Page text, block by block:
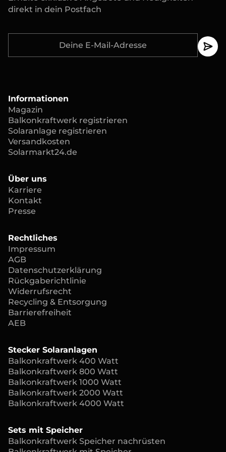
Informationen
Magazin
Balkonkraftwerk registrieren
Solaranlage registrieren
Versandkosten
Solarmarkt24.de
Über uns
Karriere
Kontakt
Presse
Rechtliches
Impressum
AGB
Datenschutzerklärung
Rückgaberichtlinie
Widerrufsrecht
Recycling & Entsorgung
Barrierefreiheit
AEB
Stecker Solaranlagen
Balkonkraftwerk 400 Watt
Balkonkraftwerk 800 Watt
Balkonkraftwerk 1000 Watt
Balkonkraftwerk 2000 Watt
Balkonkraftwerk 4000 Watt
Sets mit Speicher
Balkonkraftwerk Speicher nachrüsten
direkt in dein Postfach